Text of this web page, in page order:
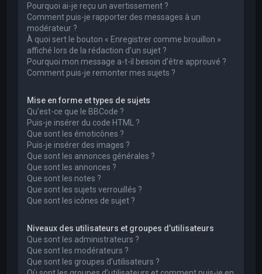
Pourquoi ai-je reçu un avertissement ?
Comment puis-je rapporter des messages à un
modérateur ?
À quoi sert le bouton « Enregistrer comme brouillon »
affiché lors de la rédaction d’un sujet ?
Pourquoi mon message a-t-il besoin d’être approuvé ?
Comment puis-je remonter mes sujets ?
Mise en forme et types de sujets
Qu’est-ce que le BBCode ?
Puis-je insérer du code HTML ?
Que sont les émoticônes ?
Puis-je insérer des images ?
Que sont les annonces générales ?
Que sont les annonces ?
Que sont les notes ?
Que sont les sujets verrouillés ?
Que sont les icônes de sujet ?
Niveaux des utilisateurs et groupes d’utilisateurs
Que sont les administrateurs ?
Que sont les modérateurs ?
Que sont les groupes d’utilisateurs ?